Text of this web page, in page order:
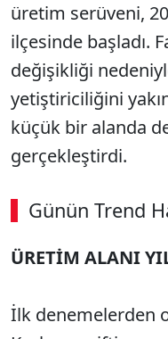
üretim serüveni,
ilçesinde başladı.
değişikliği
yetiştiriciliğini
küçük bir alanda
gerçekleştirdi.
Günün Trend
ÜRETİM ALANI
İlk denemelerden